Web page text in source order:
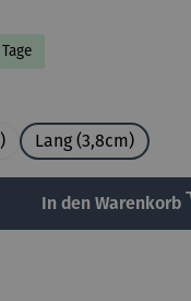
Lang (3,8cm)
In den Warenkorb